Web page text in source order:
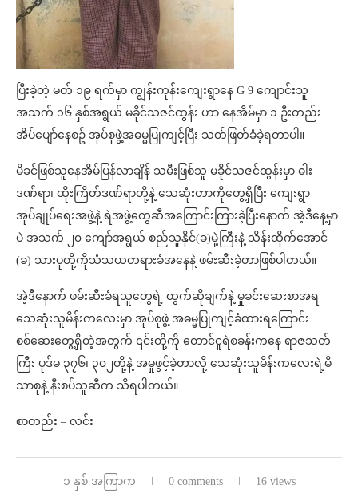
ပြီးခဲ့တဲ့ မတ် ၁၉ ရက်မှာ ကျွန်းကုန်းကျေးရွာနေ G 9 ကျောင်းသူ
အသက် ၁၆ နှစ်အရွယ် မခိုင်သဇင်ထွန်း ဟာ နေအိမ်မှာ ၁ ဦးတည်း
အိပ်ပျော်နေစဥ် အုပ်စုဖွဲ့အဓမ္မပြုကျင့်ပြီး သတ်ဖြတ်ခံခဲ့ရတာပါ။
မိခင်ဖြစ်သူနေအိမ်ပြန်လာချိန် သမီးဖြစ်သူ မခိုင်သဇင်ထွန်းမှာ ဓါး
ဒဏ်ရာ၊ ထိုးကြိတ်ဒဏ်ရာတို့နဲ့ သေဆုံးတာကိုတွေ့ရှိပြီး ကျေးရွာ
အုပ်ချုပ်ရေးအဖွဲ့နဲ့ ရဲအဖွဲ့တွေဆီအကြောင်းကြားခဲ့ပြီးနောက် အဲ့ဒီနေ့မှာ
ပဲ အသက် ၂၀ ကျော်အရွယ် စည်သူနိုင်(ခ)မှဲ့ကြီးနဲ့ သိန်းထိုက်အောင်
(ခ) သားပုတို့ကိုသံသယတရားခံအနေနဲ့ ဖမ်းဆီးခဲ့တာဖြစ်ပါတယ်။
အဲ့ဒီနောက် ဖမ်းဆီးခံရသူတွေရဲ့ ထွက်ဆိုချက်နဲ့ မှုခင်းဆေးစာအရ
သေဆုံးသူမိန်းကလေးမှာ အုပ်စုဖွဲ့ အဓမ္မပြုကျင့်ခံထားရကြောင်း
စစ်ဆေးတွေ့ရှိတဲ့အတွက် ၎င်းတို့ကို တောင်ငူရဲစခန်းကနေ ရာဇသတ်
ကြီး ပုဒ်မ ၃၇၆၊ ၃၀၂တို့နဲ့ အမှုဖွင့်ခဲ့တာလို့ သေဆုံးသူမိန်းကလေးရဲ့မိ
သာစုနဲ့ နီးစပ်သူဆီက သိရပါတယ်။
စာတည်း – လင်း
၁ နှစ် အကြာက 0 comments 16 views